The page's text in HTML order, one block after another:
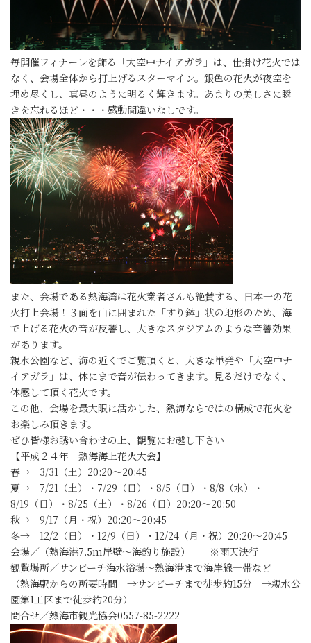
毎開催フィナーレを飾る「大空中ナイアガラ」は、仕掛け花火では
なく、会場全体から打上げるスターマイン。銀色の花火が夜空を
埋め尽くし、真昼のように明るく輝きます。あまりの美しさに瞬
きを忘れるほど・・・感動間違いなしです。
また、会場である熱海湾は花火業者さんも絶賛する、日本一の花
火打上会場！３面を山に囲まれた「すり鉢」状の地形のため、海
で上げる花火の音が反響し、大きなスタジアムのような音響効果
があります。
親水公園など、海の近くでご覧頂くと、大きな単発や「大空中ナ
イアガラ」は、体にまで音が伝わってきます。見るだけでなく、
体感して頂く花火です。
この他、会場を最大限に活かした、熱海ならではの構成で花火を
お楽しみ頂きます。
ぜひ皆様お誘い合わせの上、観覧にお越し下さい
【平成２４年 熱海海上花火大会】
春→ 3/31（土）20:20～20:45
夏→ 7/21（土）・7/29（日）・8/5（日）・8/8（水）・
8/19（日）・8/25（土）・8/26（日）20:20～20:50
秋→ 9/17（月・祝）20:20～20:45
冬→ 12/2（日）・12/9（日）・12/24（月・祝）20:20～20:45
会場／（熱海港7.5m岸壁～海釣り施設） ※雨天決行
観覧場所／サンビーチ海水浴場～熱海港まで海岸線一帯など
（熱海駅からの所要時間 →サンビーチまで徒歩約15分 →親水公
園第1工区まで徒歩約20分）
問合せ／熱海市観光協会0557-85-2222